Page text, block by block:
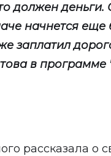
должен
начнется
заплатил
в программе
рассказала о